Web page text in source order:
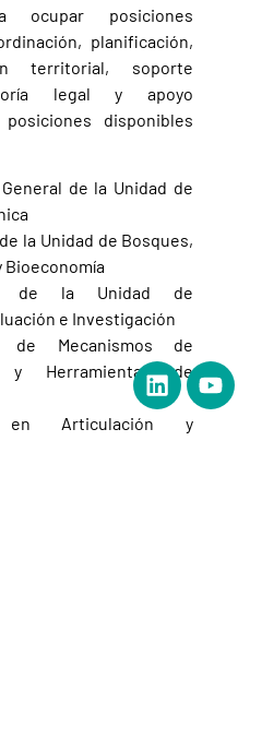
ocupar posiciones
planificación,
territorial, soporte
legal y apoyo
disponibles
de la Unidad de
la Unidad de Bosques,
Bioeconomía
a de la Unidad de
e Investigación
de Mecanismos de
y Herramientas de
en Articulación y